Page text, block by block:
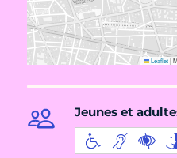
Leaflet|
Jeunes et